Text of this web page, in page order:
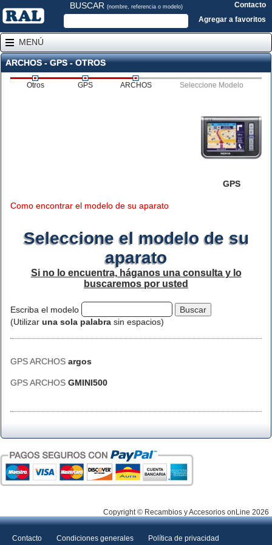
BUSCAR (nombre, referencia o modelo)
Contacto
Agregar a favoritos
MENÚ
ARCHOS - GPS - OTROS
Otros GPS ARCHOS Seleccione Modelo
GPS
Como encontrar el modelo de su aparato
Seleccione el modelo de su
aparato
Si no lo encuentra, háganos una consulta y lo
buscaremos por usted
Escriba el modelo
(Utilizar una sola palabra sin espacios)
GPS ARCHOS argos
GPS ARCHOS GMINI500
Copyright © Recambios y Accesorios onLine 2026
Contacto Condiciones generales Política de privacidad